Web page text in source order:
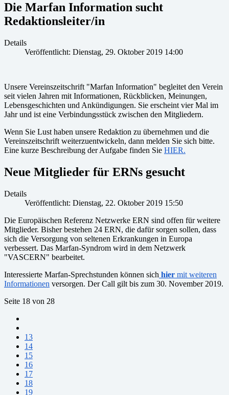
Die Marfan Information sucht
Redaktionsleiter/in
Details
Veröffentlicht: Dienstag, 29. Oktober 2019 14:00
Unsere Vereinszeitschrift "Marfan Information" begleitet den Verein
seit vielen Jahren mit Informationen, Rückblicken, Meinungen,
Lebensgeschichten und Ankündigungen. Sie erscheint vier Mal im
Jahr und ist eine Verbindungsstück zwischen den Mitgliedern.
Wenn Sie Lust haben unsere Redaktion zu übernehmen und die
Vereinszeitschrift weiterzuentwickeln, dann melden Sie sich bitte.
Eine kurze Beschreibung der Aufgabe finden Sie HIER.
Neue Mitglieder für ERNs gesucht
Details
Veröffentlicht: Dienstag, 22. Oktober 2019 15:50
Die Europäischen Referenz Netzwerke ERN sind offen für weitere
Mitglieder. Bisher bestehen 24 ERN, die dafür sorgen sollen, dass
sich die Versorgung von seltenen Erkrankungen in Europa
verbessert. Das Marfan-Syndrom wird in dem Netzwerk
"VASCERN" bearbeitet.
Interessierte Marfan-Sprechstunden können sich hier mit weiteren
Informationen versorgen. Der Call gilt bis zum 30. November 2019.
Seite 18 von 28
13
14
15
16
17
18
19